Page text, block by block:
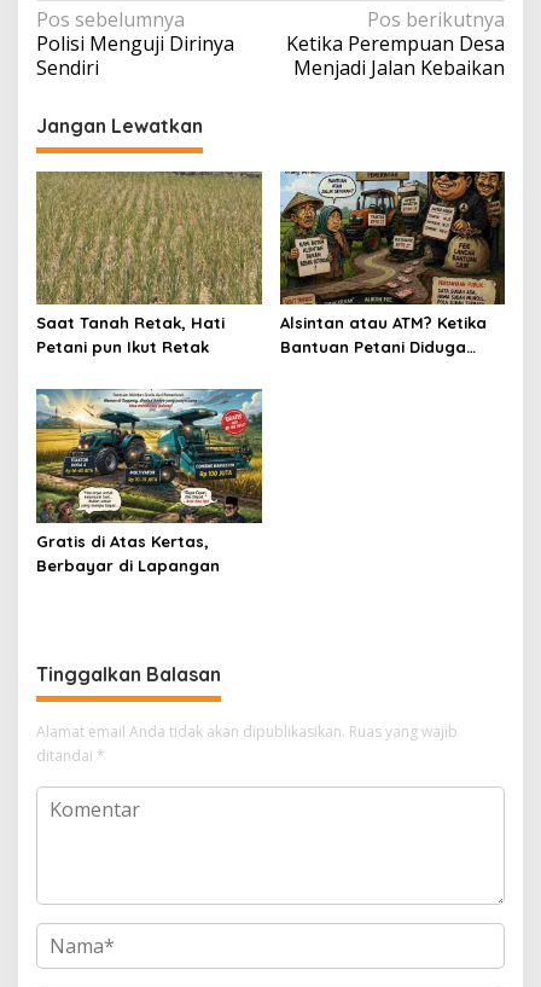
Navigasi
pos
Pos sebelumnya
Polisi Menguji Dirinya
Sendiri
Pos berikutnya
Ketika Perempuan Desa
Menjadi Jalan Kebaikan
Jangan Lewatkan
Saat Tanah Retak, Hati
Petani pun Ikut Retak
Alsintan atau ATM? Ketika
Bantuan Petani Diduga
Gratis di Atas Kertas,
Berbayar di Lapangan
Tinggalkan Balasan
Alamat email Anda tidak akan dipublikasikan. Ruas yang wajib
ditandai *